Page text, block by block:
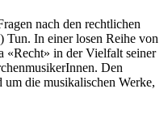
nach den rechtlichen
Tun. In einer losen Reihe von
«Recht» in der Vielfalt seiner
Den
die musikalischen Werke,